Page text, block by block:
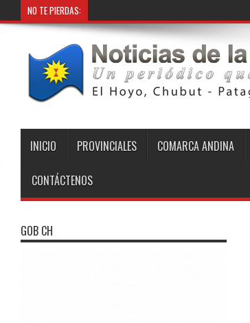
NO TE PIERDAS:
INICIO PROVINCIALES COMARCA ANDINA
CONTÁCTENOS
GOB CH